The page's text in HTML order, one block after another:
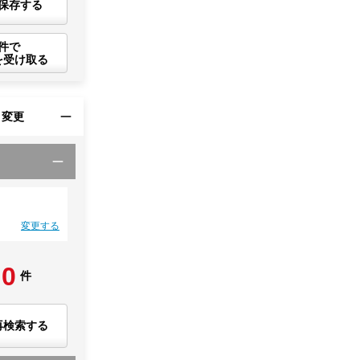
存する
で
受け取る
更
変更する
0 件
検索する